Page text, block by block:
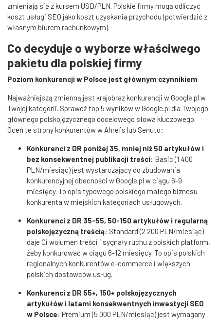
zmieniają się z kursem USD/PLN. Polskie firmy mogą odliczyć
koszt usługi SEO jako koszt uzyskania przychodu (potwierdzić z
własnym biurem rachunkowym).
Co decyduje o wyborze właściwego
pakietu dla polskiej firmy
Poziom konkurencji w Polsce jest głównym czynnikiem
Najważniejszą zmienną jest krajobraz konkurencji w Google.pl w
Twojej kategorii. Sprawdź top 5 wyników w Google.pl dla Twojego
głównego polskojęzycznego docelowego słowa kluczowego.
Oceń te strony konkurentów w Ahrefs lub Senuto:
Konkurenci z DR poniżej 35, mniej niż 50 artykułów i
bez konsekwentnej publikacji treści: Basic (1 400
PLN/miesiąc) jest wystarczający do zbudowania
konkurencyjnej obecności w Google.pl w ciągu 6-9
miesięcy. To opis typowego polskiego małego biznesu
konkurenta w miejskich kategoriach usługowych.
Konkurenci z DR 35-55, 50-150 artykułów i regularną
polskojęzyczną treścią: Standard (2 200 PLN/miesiąc)
daje Ci wolumen treści i sygnały ruchu z polskich platform,
żeby konkurować w ciągu 6-12 miesięcy. To opis polskich
regionalnych konkurentów e-commerce i większych
polskich dostawców usług.
Konkurenci z DR 55+, 150+ polskojęzycznych
artykułów i latami konsekwentnych inwestycji SEO
w Polsce: Premium (5 000 PLN/miesiąc) jest wymagany